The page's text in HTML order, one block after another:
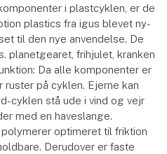
i plastcyklen, er de
plastics fra igus blevet ny-
til den nye anvendelse. De
planetgearet, frihjulet, kranken
Da alle komponenter er
på cyklen. Ejerne kan
cyklen stå ude i vind og vejr
med en haveslange.
optimeret til friktion
Derudover er faste